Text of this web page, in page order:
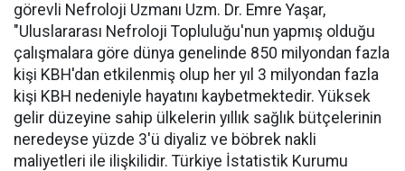
görevli Nefroloji Uzmanı Uzm. Dr. Emre Yaşar,
"Uluslararası Nefroloji Topluluğu'nun yapmış olduğu
çalışmalara göre dünya genelinde 850 milyondan fazla
kişi KBH'dan etkilenmiş olup her yıl 3 milyondan fazla
kişi KBH nedeniyle hayatını kaybetmektedir. Yüksek
gelir düzeyine sahip ülkelerin yıllık sağlık bütçelerinin
neredeyse yüzde 3'ü diyaliz ve böbrek nakli
maliyetleri ile ilişkilidir. Türkiye İstatistik Kurumu